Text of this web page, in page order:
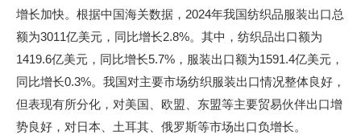
增长加快。根据中国海关数据，2024年我国纺织品服装出口总
额为3011亿美元，同比增长2.8%。其中，纺织品出口额为
1419.6亿美元，同比增长5.7%，服装出口额为1591.4亿美元，
同比增长0.3%。我国对主要市场纺织服装出口情况整体良好，
但表现有所分化，对美国、欧盟、东盟等主要贸易伙伴出口增
势良好，对日本、土耳其、俄罗斯等市场出口负增长。